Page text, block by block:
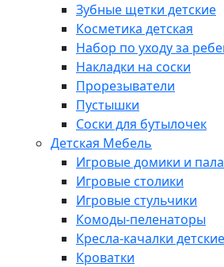
Зубные щетки детские
Косметика детская
Набор по уходу за
Накладки на соски
Прорезыватели
Пустышки
Соски для бутылочек
Детская Мебель
Игровые домики и
Игровые столики
Игровые стульчики
Комоды-пеленаторы
Кресла-качалки детские
Кроватки